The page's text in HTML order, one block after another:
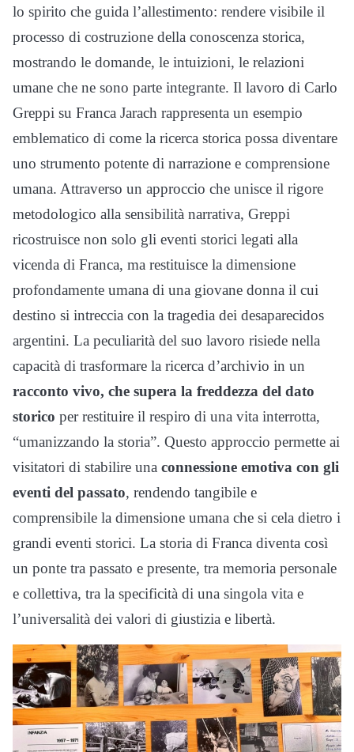
lo spirito che guida l’allestimento: rendere visibile il
processo di costruzione della conoscenza storica,
mostrando le domande, le intuizioni, le relazioni
umane che ne sono parte integrante. Il lavoro di Carlo
Greppi su Franca Jarach rappresenta un esempio
emblematico di come la ricerca storica possa diventare
uno strumento potente di narrazione e comprensione
umana. Attraverso un approccio che unisce il rigore
metodologico alla sensibilità narrativa, Greppi
ricostruisce non solo gli eventi storici legati alla
vicenda di Franca, ma restituisce la dimensione
profondamente umana di una giovane donna il cui
destino si intreccia con la tragedia dei desaparecidos
argentini. La peculiarità del suo lavoro risiede nella
capacità di trasformare la ricerca d’archivio in un
racconto vivo, che supera la freddezza del dato
storico per restituire il respiro di una vita interrotta,
“umanizzando la storia”. Questo approccio permette ai
visitatori di stabilire una connessione emotiva con gli
eventi del passato, rendendo tangibile e
comprensibile la dimensione umana che si cela dietro i
grandi eventi storici. La storia di Franca diventa così
un ponte tra passato e presente, tra memoria personale
e collettiva, tra la specificità di una singola vita e
l’universalità dei valori di giustizia e libertà.